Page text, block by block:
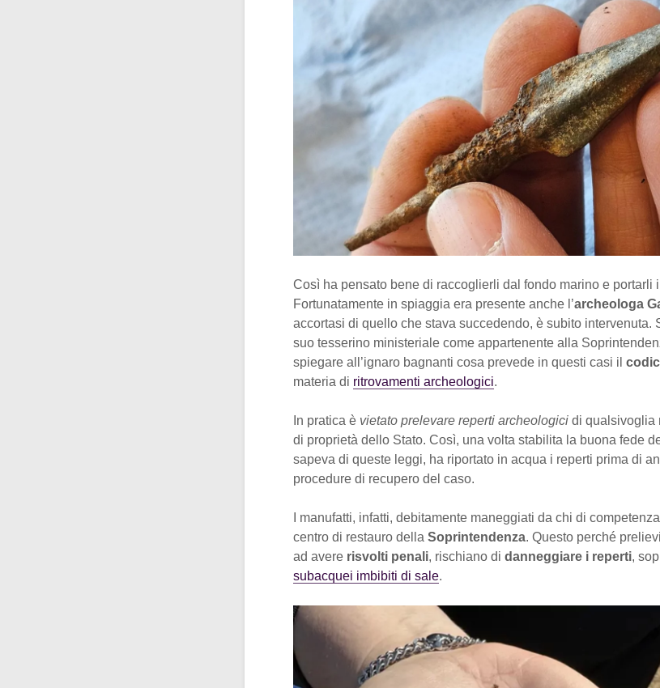
Così ha pensato bene di raccoglierli dal fondo marino e portarli
Fortunatamente in spiaggia era presente anche l’archeologa
accortasi di quello che stava succedendo, è subito intervenuta.
suo tesserino ministeriale come appartenente alla
spiegare all’ignaro bagnanti cosa prevede in questi casi il
materia di ritrovamenti archeologici.
In pratica è vietato prelevare reperti archeologici di qualsivoglia
di proprietà dello Stato. Così, una volta stabilita la buona fede
sapeva di queste leggi, ha riportato in acqua i reperti prima di
procedure di recupero del caso.
I manufatti, infatti, debitamente maneggiati da chi di
centro di restauro della Soprintendenza. Questo perché
ad avere risvolti penali, rischiano di danneggiare i reperti,
subacquei imbibiti di sale.